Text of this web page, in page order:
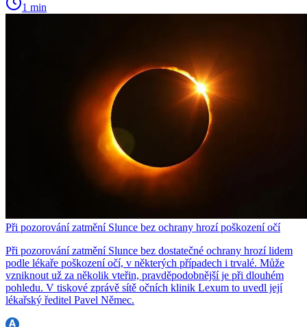
1 min
Při pozorování zatmění Slunce bez ochrany hrozí poškození očí
Při pozorování zatmění Slunce bez dostatečné ochrany hrozí lidem
podle lékaře poškození očí, v některých případech i trvalé. Může
vzniknout už za několik vteřin, pravděpodobnější je při dlouhém
pohledu. V tiskové zprávě sítě očních klinik Lexum to uvedl její
lékařský ředitel Pavel Němec.